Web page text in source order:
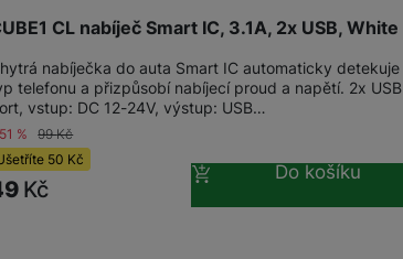
CL nabíječ Smart IC, 3.1A, 2x USB, White
nabíječka do auta Smart IC automaticky detekuje
telefonu a přizpůsobí nabíjecí proud a napětí. 2x USB
vstup: DC 12-24V, výstup: USB…
% 99Kč
50 Kč
Kč
Do košíku